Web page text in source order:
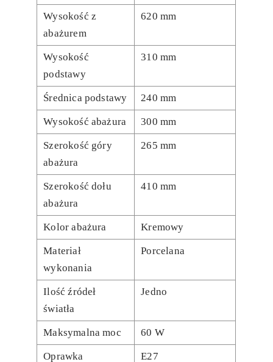
Wysokość z
abażurem
620 mm
Wysokość
podstawy
310 mm
Średnica podstawy 240 mm
Wysokość abażura 300 mm
Szerokość góry
abażura
265 mm
Szerokość dołu
abażura
410 mm
Kolor abażura Kremowy
Materiał
wykonania
Porcelana
Ilość źródeł
światła
Jedno
Maksymalna moc 60 W
Oprawka E27